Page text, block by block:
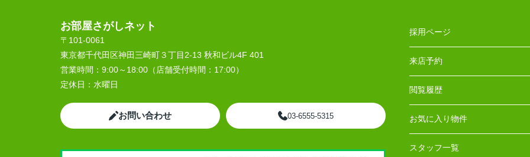
お部屋さがしネット
〒101-0061
東京都千代田区神田三崎町３丁目2-13 秋和ビル4F 401
営業時間： 9:00～18:00（店舗受付時間：17:00）
定休日： 水曜日
お問い合わせ 03-6555-5315
採用ページ
来店予約
閲覧履歴
お気に入り物件
スタッフ一覧